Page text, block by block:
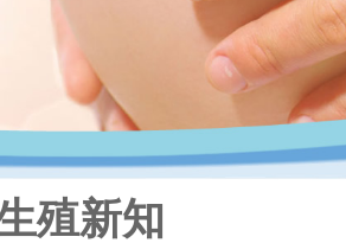
殖新知